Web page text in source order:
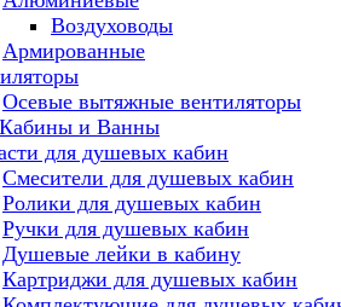
Воздуховоды
Армированные
Осевые вытяжные вентиляторы
и Ванны
для душевых кабин
Смесители для душевых кабин
Ролики для душевых кабин
Ручки для душевых кабин
Душевые лейки в кабину
Картриджи для душевых кабин